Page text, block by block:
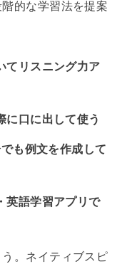
的な学習法を提案
てリスニング力ア
に口に出して使う
も例文を作成して
英語学習アプリで
。ネイティブスピ